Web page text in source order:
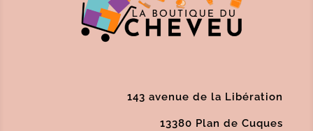
143 avenue de la Libération
13380 Plan de Cuques